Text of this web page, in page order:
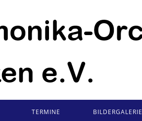
TERMINE BILDERGALERIE